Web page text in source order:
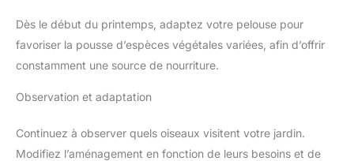
Dès le début du printemps, adaptez votre pelouse pour
favoriser la pousse d’espèces végétales variées, afin d’offrir
constamment une source de nourriture.
Observation et adaptation
Continuez à observer quels oiseaux visitent votre jardin.
Modifiez l’aménagement en fonction de leurs besoins et de